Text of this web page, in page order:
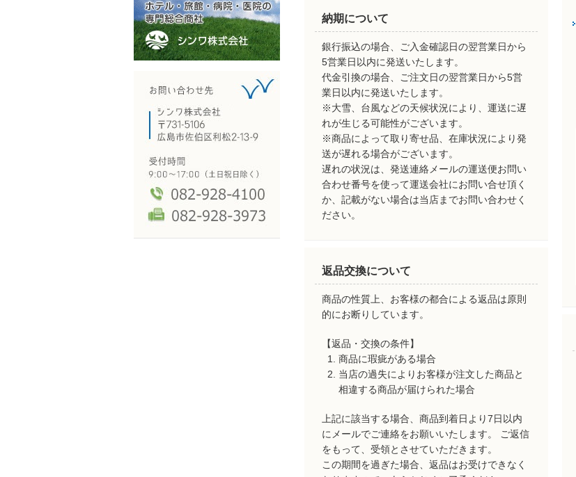
納期について
銀行振込の場合、ご入金確認日の翌営業日から
5営業日以内に発送いたします。
代金引換の場合、ご注文日の翌営業日から5営
業日以内に発送いたします。
※大雪、台風などの天候状況により、運送に遅
れが生じる可能性がございます。
※商品によって取り寄せ品、在庫状況により発
送が遅れる場合がございます。
遅れの状況は、発送連絡メールの運送便お問い
合わせ番号を使って運送会社にお問い合せ頂く
か、記載がない場合は当店までお問い合わせく
ださい。
返品交換について
商品の性質上、お客様の都合による返品は原則
的にお断りしています。
【返品・交換の条件】
商品に瑕疵がある場合
当店の過失によりお客様が注文した商品と
相違する商品が届けられた場合
上記に該当する場合、商品到着日より7日以内
にメールでご連絡をお願いいたします。 ご返信
をもって、受領とさせていただきます。
この期間を過ぎた場合、返品はお受けできなく